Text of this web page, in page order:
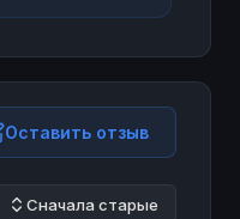
Оставить отзыв
Сначала старые